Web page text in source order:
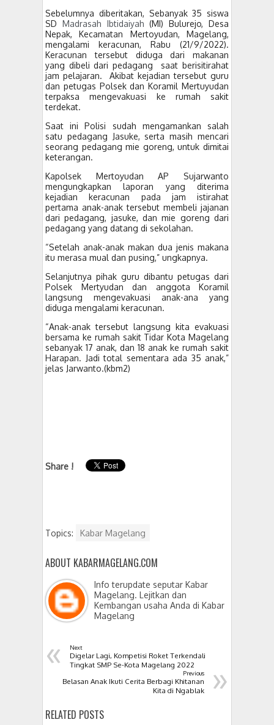
Sebelumnya diberitakan, Sebanyak 35 siswa
SD Madrasah Ibtidaiyah (MI) Bulurejo, Desa
Nepak, Kecamatan Mertoyudan, Magelang,
mengalami keracunan, Rabu (21/9/2022).
Keracunan tersebut diduga dari makanan
yang dibeli dari pedagang saat berisitirahat
jam pelajaran. Akibat kejadian tersebut guru
dan petugas Polsek dan Koramil Mertuyudan
terpaksa mengevakuasi ke rumah sakit
terdekat.
Saat ini Polisi sudah mengamankan salah
satu pedagang Jasuke, serta masih mencari
seorang pedagang mie goreng, untuk dimitai
keterangan.
Kapolsek Mertoyudan AP Sujarwanto
mengungkapkan laporan yang diterima
kejadian keracunan pada jam istirahat
pertama anak-anak tersebut membeli jajanan
dari pedagang, jasuke, dan mie goreng dari
pedagang yang datang di sekolahan.
“Setelah anak-anak makan dua jenis makana
itu merasa mual dan pusing,” ungkapnya.
Selanjutnya pihak guru dibantu petugas dari
Polsek Mertyudan dan anggota Koramil
langsung mengevakuasi anak-ana yang
diduga mengalami keracunan.
“Anak-anak tersebut langsung kita evakuasi
bersama ke rumah sakit Tidar Kota Magelang
sebanyak 17 anak, dan 18 anak ke rumah sakit
Harapan. Jadi total sementara ada 35 anak,”
jelas Jarwanto.(kbm2)
Share !
Topics: Kabar Magelang
ABOUT KABARMAGELANG.COM
Info terupdate seputar Kabar
Magelang. Lejitkan dan
Kembangan usaha Anda di Kabar
Magelang
« Next
Digelar Lagi, Kompetisi Roket Terkendali
Tingkat SMP Se-Kota Magelang 2022
»
Previous
Belasan Anak Ikuti Cerita Berbagi Khitanan
Kita di Ngablak
RELATED POSTS